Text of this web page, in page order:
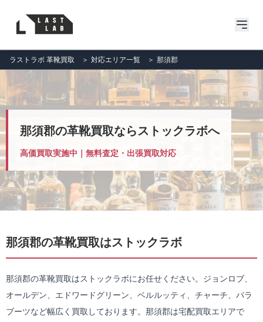
ラストラボ 革靴買取 ＞ 対応エリア一覧 ＞ 那須郡
那須郡の革靴買取ならストックラボへ
高価買取実施中｜無料査定・出張買取対応
那須郡の革靴買取はストックラボ
那須郡の革靴買取はストックラボにお任せください。ジョンロブ、
オールデン、エドワードグリーン、ベルルッティ、チャーチ、パラ
ブーツなど幅広く買取しております。那須郡は宅配買取エリアで